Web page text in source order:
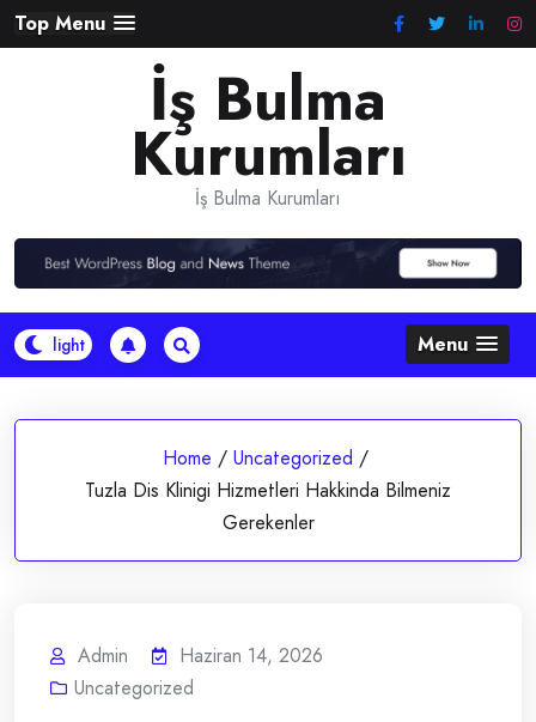
Skip
to
Top Menu
İş Bulma
Kurumları
İş Bulma Kurumları
Menu
Home / Uncategorized /
Tuzla Dis Klinigi Hizmetleri Hakkinda Bilmeniz
Gerekenler
Admin
Haziran 14, 2026
Uncategorized